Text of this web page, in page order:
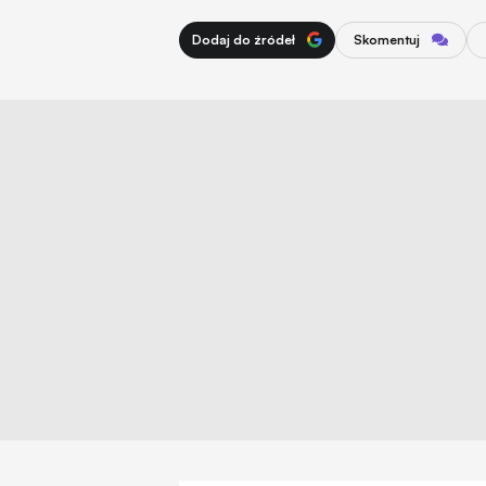
Dodaj do źródeł Skomentuj